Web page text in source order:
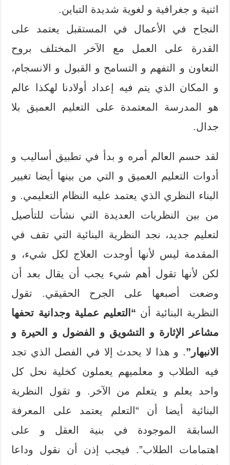
اثنية و جغرافية و لغوية شديدة التباين.
النجاح في الأعمال في المستقبل يعتمد على
القدرة على العمل مع الآخر المختلف بروح
التعاون و التفهم و التسامح و القبول و الانسجام،
و المكان الذي يتم فيه إعداد أولادنا لهكذا عالم
هو المدرسة المعتمدة على التعليم العميق بلا
جدال.
لقد حسم العالم أمره و بدأ في تطبيق أساليب و
أدوات التعليم العميق و التي من بينها أيضا تغيير
البناء النظري الذي يعتمد عليه النظام التعليمي. و
من بين النظريات العديدة التي نشأت للتأصيل
لتعليم جديد، نجد النظرية البنائية التي تقف في
المقدمة ليس لأنها أوجدت العلاج لكل شيء، و
لكن لأنها تقول أهم شيء يجب أن يقال بعد أن
وضعت أصبعها على الجرح الحقيقي. تقول
النظرية البنائية أن “التعليم عملية وجدانية تحفها
مشاعر الإثارة و التشويق و الفضول و الحيرة و
الانبهار”. و هذا لا يحدث إلا في الفصل الذي تجد
فيه الطلاب و معلميهم يعملون كخلية نحل كل
واحد يعلم و يتعلم من الآخر. و تقول النظرية
البنائية أيضا أن “التعلم يعتمد على المعرفة
السابقة الموجودة في بنية العقل و على
اهتمامات الطلاب”. فيجب إذن أن نقول وداعا